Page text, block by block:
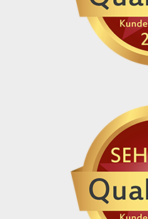
Wildeshausen, BAB
„Wildeshausen“,
Dötlingen, Hunteweg
Dötlingen, Hunteweg
Zustieg / Haltestelle
Wittmund Updorf,
Reisen, Adresse:
Postweg 29